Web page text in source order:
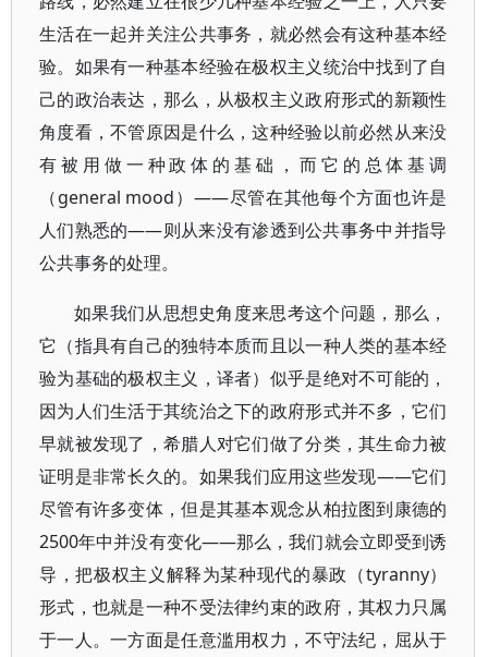
生活在一起并关注公共事务，就必然会有这种基本经
验。如果有一种基本经验在极权主义统治中找到了自
己的政治表达，那么，从极权主义政府形式的新颖性
角度看，不管原因是什么，这种经验以前必然从来没
有被用做一种政体的基础，而它的总体基调
（general mood）——尽管在其他每个方面也许是
人们熟悉的——则从来没有渗透到公共事务中并指导
公共事务的处理。
如果我们从思想史角度来思考这个问题，那么，
它（指具有自己的独特本质而且以一种人类的基本经
验为基础的极权主义，译者）似乎是绝对不可能的，
因为人们生活于其统治之下的政府形式并不多，它们
早就被发现了，希腊人对它们做了分类，其生命力被
证明是非常长久的。如果我们应用这些发现——它们
尽管有许多变体，但是其基本观念从柏拉图到康德的
2500年中并没有变化——那么，我们就会立即受到诱
导，把极权主义解释为某种现代的暴政（tyranny）
形式，也就是一种不受法律约束的政府，其权力只属
于一人。一方面是任意滥用权力，不守法纪，屈从于